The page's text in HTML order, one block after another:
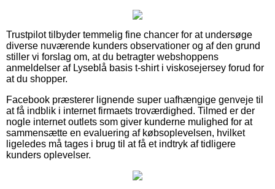
Trustpilot tilbyder temmelig fine chancer for at undersøge
diverse nuværende kunders observationer og af den grund
stiller vi forslag om, at du betragter webshoppens
anmeldelser af Lyseblå basis t-shirt i viskosejersey forud for
at du shopper.
Facebook præsterer lignende super uafhængige genveje til
at få indblik i internet firmaets troværdighed. Tilmed er der
nogle internet outlets som giver kunderne mulighed for at
sammensætte en evaluering af købsoplevelsen, hvilket
ligeledes må tages i brug til at få et indtryk af tidligere
kunders oplevelser.